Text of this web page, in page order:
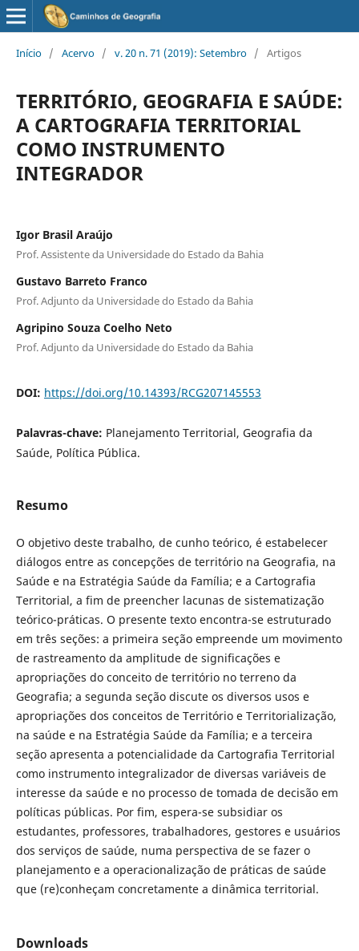
Início / Acervo / v. 20 n. 71 (2019): Setembro / Artigos
TERRITÓRIO, GEOGRAFIA E SAÚDE:
A CARTOGRAFIA TERRITORIAL
COMO INSTRUMENTO
INTEGRADOR
Igor Brasil Araújo
Prof. Assistente da Universidade do Estado da Bahia
Gustavo Barreto Franco
Prof. Adjunto da Universidade do Estado da Bahia
Agripino Souza Coelho Neto
Prof. Adjunto da Universidade do Estado da Bahia
DOI: https://doi.org/10.14393/RCG207145553
Palavras-chave: Planejamento Territorial, Geografia da
Saúde, Política Pública.
Resumo
O objetivo deste trabalho, de cunho teórico, é estabelecer
diálogos entre as concepções de território na Geografia, na
Saúde e na Estratégia Saúde da Família; e a Cartografia
Territorial, a fim de preencher lacunas de sistematização
teórico-práticas. O presente texto encontra-se estruturado
em três seções: a primeira seção empreende um movimento
de rastreamento da amplitude de significações e
apropriações do conceito de território no terreno da
Geografia; a segunda seção discute os diversos usos e
apropriações dos conceitos de Território e Territorialização,
na saúde e na Estratégia Saúde da Família; e a terceira
seção apresenta a potencialidade da Cartografia Territorial
como instrumento integralizador de diversas variáveis de
interesse da saúde e no processo de tomada de decisão em
políticas públicas. Por fim, espera-se subsidiar os
estudantes, professores, trabalhadores, gestores e usuários
dos serviços de saúde, numa perspectiva de se fazer o
planejamento e a operacionalização de práticas de saúde
que (re)conheçam concretamente a dinâmica territorial.
Downloads